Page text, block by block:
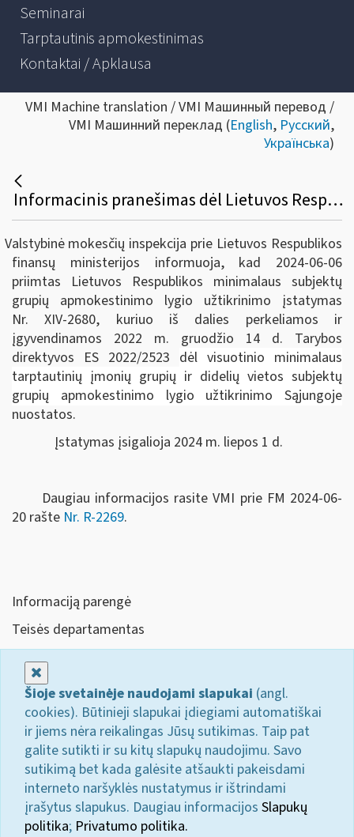
Seminarai
Tarptautinis apmokestinimas
Kontaktai / Apklausa
VMI Machine translation / VMI Машинный перевод /
VMI Машинний переклад (English, Русский,
Українська)
Informacinis pranešimas dėl Lietuvos Respublikos minimalaus subjektų grupių apmokestinimo lygio užtikrinimo įstatymo priėmimo
Valstybinė mokesčių inspekcija prie Lietuvos Respublikos
finansų ministerijos informuoja, kad 2024-06-06
priimtas Lietuvos Respublikos minimalaus subjektų
grupių apmokestinimo lygio užtikrinimo įstatymas
Nr. XIV-2680, kuriuo iš dalies perkeliamos ir
įgyvendinamos 2022 m. gruodžio 14 d. Tarybos
direktyvos ES 2022/2523 dėl visuotinio minimalaus
tarptautinių įmonių grupių ir didelių vietos subjektų
grupių apmokestinimo lygio užtikrinimo Sąjungoje
nuostatos.
Įstatymas įsigalioja 2024 m. liepos 1 d.
Daugiau informacijos rasite VMI prie FM 2024-06-
20 rašte Nr. R-2269.
Informaciją parengė
Teisės departamentas
Šioje svetainėje naudojami slapukai (angl.
cookies). Būtinieji slapukai įdiegiami automatiškai
ir jiems nėra reikalingas Jūsų sutikimas. Taip pat
galite sutikti ir su kitų slapukų naudojimu. Savo
sutikimą bet kada galėsite atšaukti pakeisdami
interneto naršyklės nustatymus ir ištrindami
įrašytus slapukus. Daugiau informacijos Slapukų
politika; Privatumo politika.